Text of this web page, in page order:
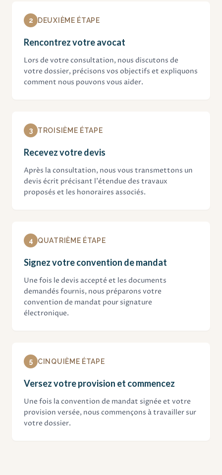
2 DEUXIÈME ÉTAPE
Rencontrez votre avocat
Lors de votre consultation, nous discutons de
votre dossier, précisons vos objectifs et expliquons
comment nous pouvons vous aider.
3 TROISIÈME ÉTAPE
Recevez votre devis
Après la consultation, nous vous transmettons un
devis écrit précisant l'étendue des travaux
proposés et les honoraires associés.
4 QUATRIÈME ÉTAPE
Signez votre convention de mandat
Une fois le devis accepté et les documents
demandés fournis, nous préparons votre
convention de mandat pour signature
électronique.
5 CINQUIÈME ÉTAPE
Versez votre provision et commencez
Une fois la convention de mandat signée et votre
provision versée, nous commençons à travailler sur
votre dossier.